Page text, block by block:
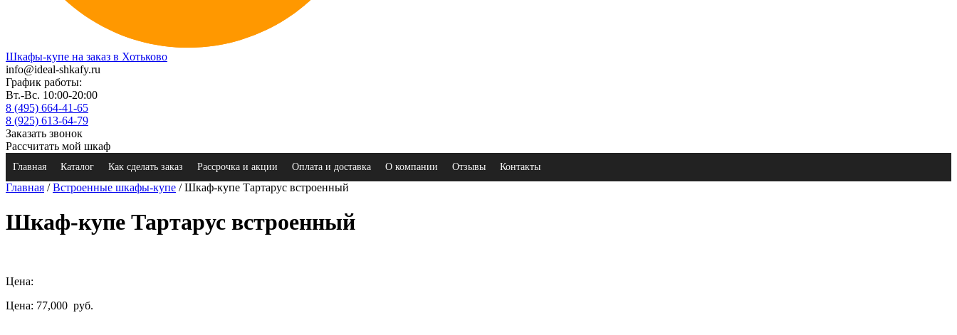
Шкафы-купе на заказ в Хотьково
info@ideal-shkafy.ru
График работы:
Вт.-Вс. 10:00-20:00
8 (495) 664-41-65
8 (925) 613-64-79
Заказать звонок
Рассчитать мой шкаф
Главная Каталог Как сделать заказ Рассрочка и акции Оплата и доставка О компании Отзывы Контакты
Главная /Встроенные шкафы-купе / Шкаф-купе Тартарус встроенный
Шкаф-купе Тартарус встроенный
Цена:
Цена: 77,000 руб.